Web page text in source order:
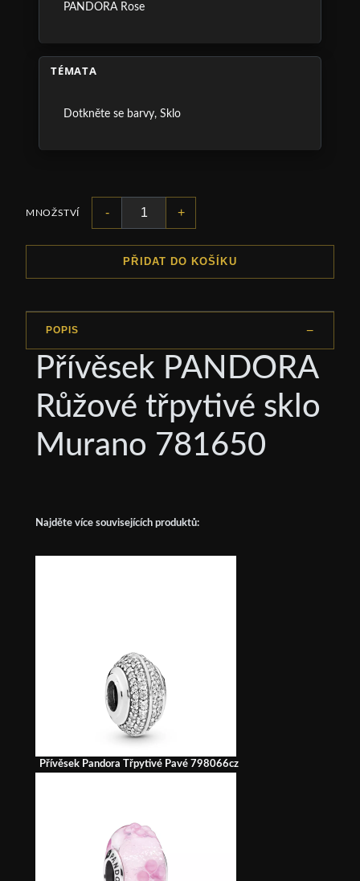
PANDORA Rose
TÉMATA
Dotkněte se barvy,Sklo
MNOŽSTVÍ - +
PŘIDAT DO KOŠÍKU
POPIS
Přívěsek PANDORA
Růžové třpytivé sklo
Murano 781650
Najděte více souvisejících produktů:
Přívěsek Pandora Třpytivé Pavé 798066cz